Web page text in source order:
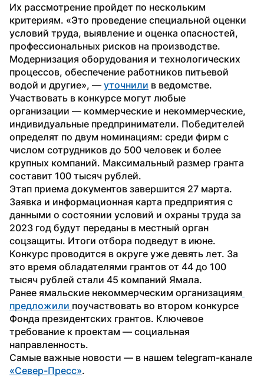
Их рассмотрение пройдет по нескольким
критериям. «Это проведение специальной оценки
условий труда, выявление и оценка опасностей,
профессиональных рисков на производстве.
Модернизация оборудования и технологических
процессов, обеспечение работников питьевой
водой и другие», — уточнили в ведомстве.
Участвовать в конкурсе могут любые
организации — коммерческие и некоммерческие,
индивидуальные предприниматели. Победителей
определят по двум номинациям: среди фирм с
числом сотрудников до 500 человек и более
крупных компаний. Максимальный размер гранта
составит 100 тысяч рублей.
Этап приема документов завершится 27 марта.
Заявка и информационная карта предприятия с
данными о состоянии условий и охраны труда за
2023 год будут переданы в местный орган
соцзащиты. Итоги отбора подведут в июне.
Конкурс проводится в округе уже девять лет. За
это время обладателями грантов от 44 до 100
тысяч рублей стали 45 компаний Ямала.
Ранее ямальские некоммерческим организациям
предложили поучаствовать во втором конкурсе
Фонда президентских грантов. Ключевое
требование к проектам — социальная
направленность.
«Север-Пресс».